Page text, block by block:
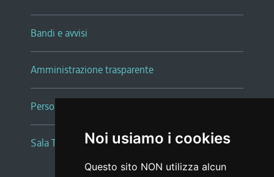
Noi usiamo i cookies
Questo sito NON utilizza alcun
Bandi e avvisi
Amministrazione trasparente
Persone e Uffici
Sala Tiziano Tessitori